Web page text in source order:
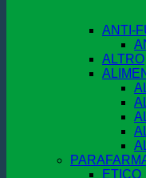
ANTI-
ALTRO
ETICO